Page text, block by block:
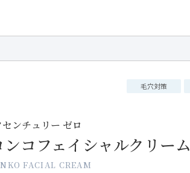
毛穴対策
ンチュリー ゼロ
ンコフェイシャルクリーム
FACIAL CREAM